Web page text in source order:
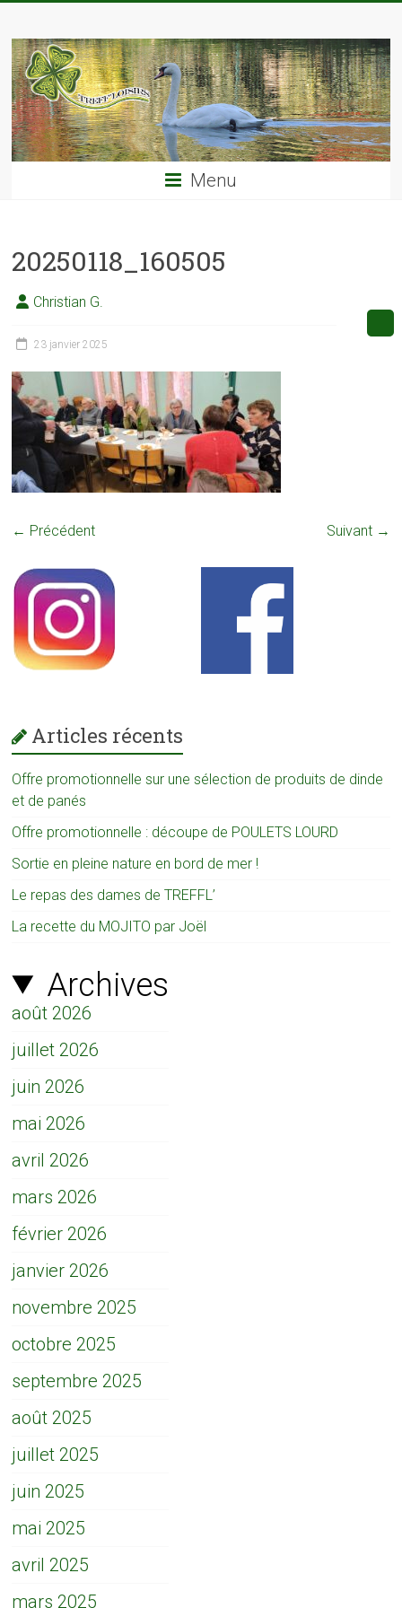
content
TREFF'LOISIRS
Menu
20250118_160505
Christian G.
23 janvier 2025
← Précédent Suivant →
Articles récents
Offre promotionnelle sur une sélection de produits de dinde
et de panés
Offre promotionnelle : découpe de POULETS LOURD
Sortie en pleine nature en bord de mer !
Le repas des dames de TREFFL’
La recette du MOJITO par Joël
Archives
août 2026
juillet 2026
juin 2026
mai 2026
avril 2026
mars 2026
février 2026
janvier 2026
novembre 2025
octobre 2025
septembre 2025
août 2025
juillet 2025
juin 2025
mai 2025
avril 2025
mars 2025